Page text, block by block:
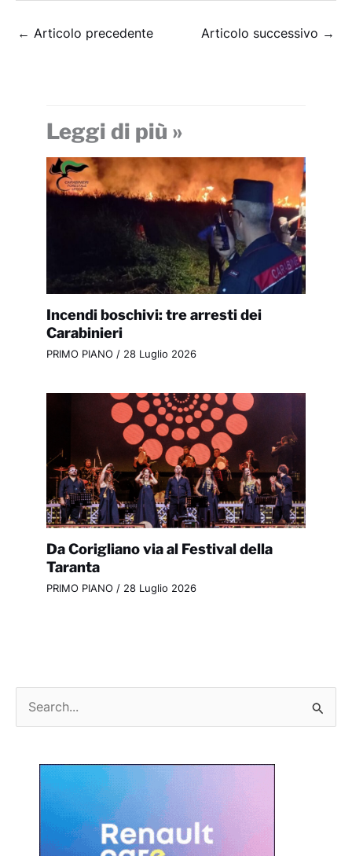
← Articolo precedente Articolo successivo →
Leggi di più »
Incendi boschivi: tre arresti dei
Carabinieri
PRIMO PIANO / 28 Luglio 2026
Da Corigliano via al Festival della
Taranta
PRIMO PIANO / 28 Luglio 2026